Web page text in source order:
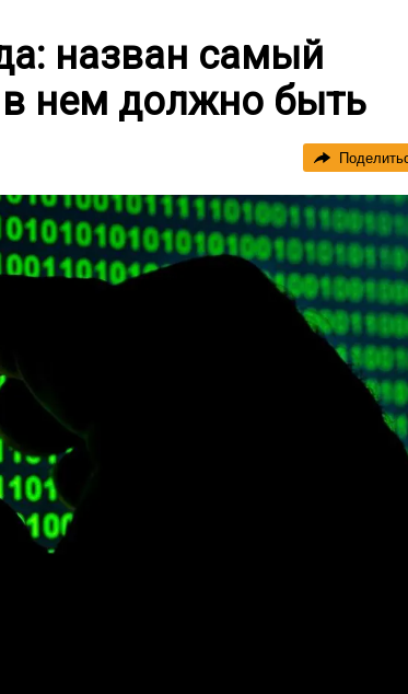
назван самый
нем должно быть